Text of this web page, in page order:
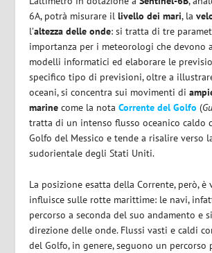
6A, potrà misurare illivello dei mari, la
l’altezza delle onde: si tratta di tre
importanza per i meteorologi che devono
modelli informatici ed elaborare le
specifico tipo di previsioni, oltre a
oceani, si concentra sui movimenti di
marine come la notaCorrente del Golfo (
tratta di un intenso flusso oceanico caldo
Golfo del Messico e tende a risalire verso
sudorientale degli Stati Uniti.
La posizione esatta della Corrente, però, è
influisce sulle rotte marittime: le navi,
percorso a seconda del suo andamento e
direzione delle onde. Flussi vasti e caldi
del Golfo, in genere, seguono un percorso